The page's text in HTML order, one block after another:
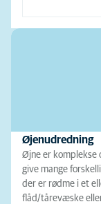
Øjenudredning
Øjne er komplekse
give mange
der er rødme i et
flåd/tårevæske